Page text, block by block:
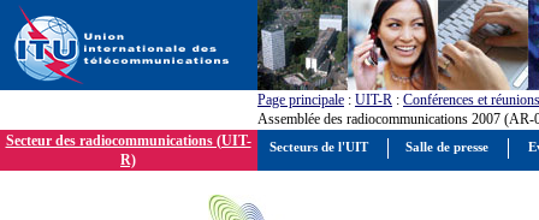
Page principale : UIT-R : Conférences et réunions
Assemblée des radiocommunications 2007 (AR-
Secteur des radiocommunications (UIT-
R)
Secteurs de l'UIT Salle de presse